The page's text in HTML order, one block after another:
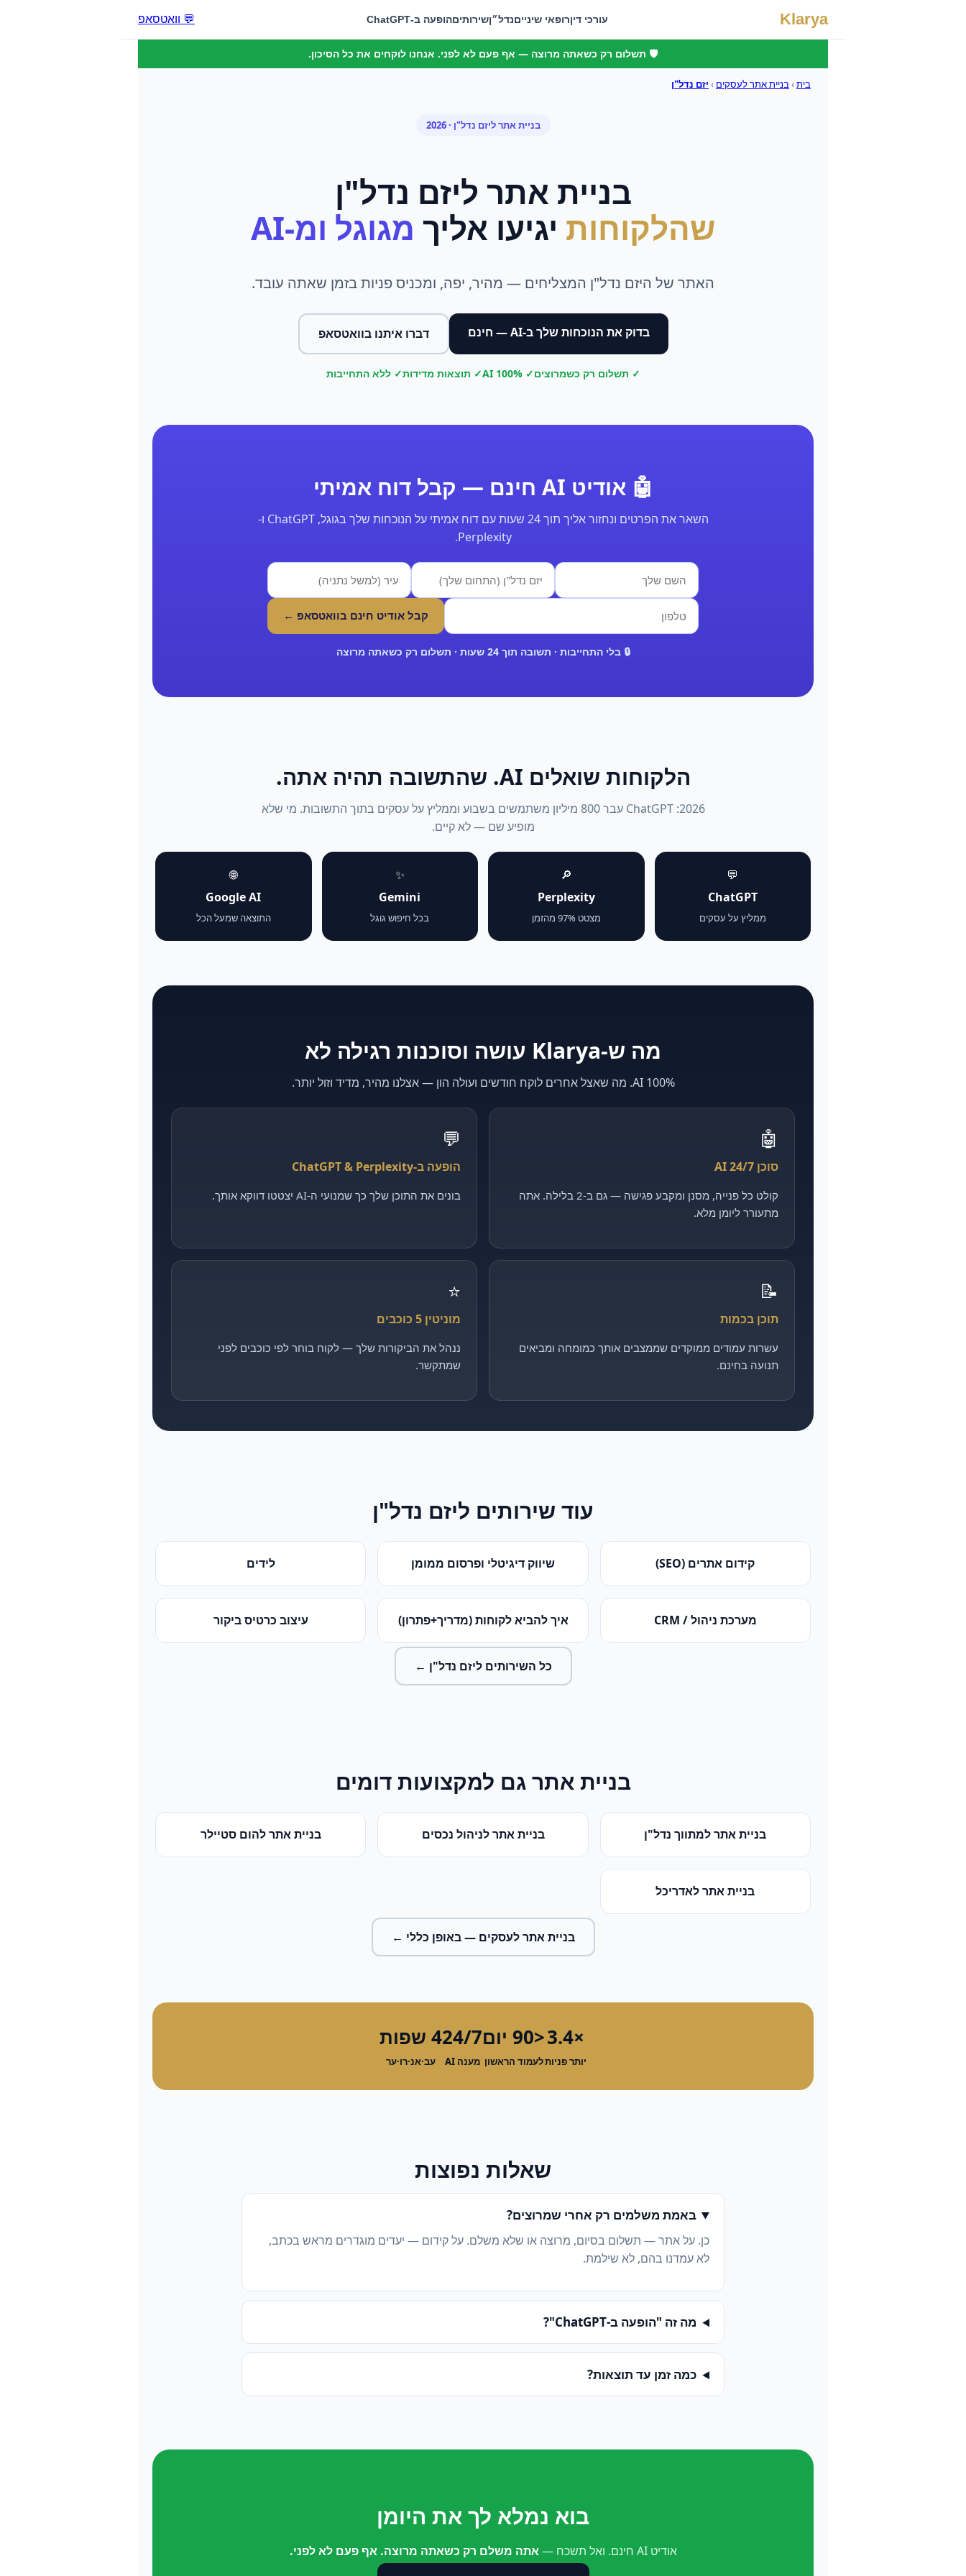
Klarya עורכי דיןרופאי שינייםנדל״ןשירותיםהופעה ב-ChatGPT 💬 וואטסאפ
🛡️ תשלום רק כשאתה מרוצה — אף פעם לא לפני. אנחנו לוקחים את כל הסיכון.
בית›בניית אתר לעסקים › יזם נדל"ן
בניית אתרליזם נדל"ן · 2026
בניית אתר ליזם נדל"ן
שהלקוחות יגיעו אליך מגוגל ומ-AI
האתר של היזם נדל"ן המצליחים — מהיר, יפה, ומכניס פניות בזמן שאתה עובד.
בדוק את הנוכחות שלך ב-AI — חינם דברו איתנו בוואטסאפ
✓ תשלום רק כשמרוצים✓ 100% AI ✓ תוצאות מדידות✓ ללא התחייבות
🤖 אודיט AI חינם — קבל דוח אמיתי
השאר את הפרטים ונחזור אליך תוך 24 שעות עם דוח אמיתי על הנוכחות שלך בגוגל, ChatGPT ו-
Perplexity.
קבל אודיט חינם בוואטסאפ ←
🔒 בלי התחייבות · תשובה תוך 24 שעות · תשלום רק כשאתה מרוצה
הלקוחות שואלים AI. שהתשובה תהיה אתה.
2026: ChatGPT עבר 800 מיליון משתמשים בשבוע וממליץ על עסקים בתוך התשובות. מי שלא
מופיע שם — לא קיים.
💬
ChatGPT
ממליץ על עסקים
🔎
Perplexity
מצטט 97% מהזמן
✨
Gemini
בכל חיפוש גוגל
🌐
Google AI
התוצאה שמעל הכל
מה ש-Klarya עושה וסוכנות רגילה לא
100% AI. מה שאצל אחרים לוקח חודשים ועולה הון — אצלנו מהיר, מדיד וזול יותר.
🤖
סוכן AI 24/7
קולט כל פנייה, מסנן ומקבע פגישה — גם ב-2 בלילה. אתה
מתעורר ליומן מלא.
💬
הופעה ב-ChatGPT & Perplexity
בונים את התוכן שלך כך שמנועי ה-AI יצטטו דווקא אותך.
📝
תוכן בכמות
עשרות עמודים ממוקדים שממצבים אותך כמומחה ומביאים
תנועה בחינם.
⭐
מוניטין 5 כוכבים
ננהל את הביקורות שלך — לקוח בוחר לפי כוכבים לפני
שמתקשר.
עוד שירותים ליזם נדל"ן
קידום אתרים (SEO) שיווק דיגיטלי ופרסום ממומן לידים
מערכת ניהול / CRM איך להביא לקוחות (מדריך+פתרון) עיצוב כרטיס ביקור
כל השירותים ליזם נדל"ן ←
בניית אתרגם למקצועות דומים
בניית אתרלמתווך נדל"ן בניית אתרלניהול נכסים בניית אתרלהום סטיילר
בניית אתרלאדריכל
בניית אתר לעסקים — באופן כללי ←
×3.4
יותר פניות
<90 יום
לעמוד הראשון
24/7
מענה AI
4 שפות
עב·אנ·רו·ער
שאלות נפוצות
באמת משלמים רק אחרי שמרוצים?
כן. על אתר — תשלום בסיום, מרוצה או שלא משלם. על קידום — יעדים מוגדרים מראש בכתב,
לא עמדנו בהם, לא שילמת.
מה זה "הופעה ב-ChatGPT"?
כמה זמן עד תוצאות?
בוא נמלא לך את היומן
אודיט AI חינם. ואל תשכח — אתה משלם רק כשאתה מרוצה. אף פעם לא לפני.